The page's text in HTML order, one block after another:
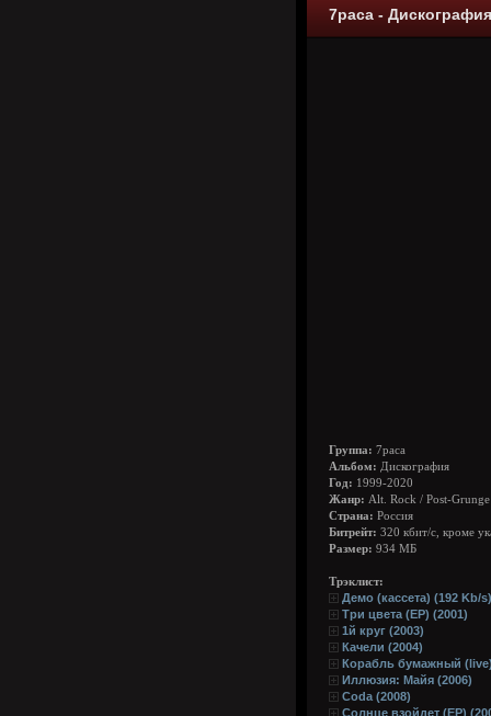
7раса -
Группа: 7раса
Альбом: Дискография
Год: 1999-2020
Жанр: Alt. Rock / Post-Grunge
Страна: Россия
Битрейт: 320 кбит/с, кроме
Размер: 934 МБ
Трэклист:
Демо (кассета) (192 Kb/
Три цвета (EP) (2001)
1й круг (2003)
Качели (2004)
Корабль бумажный
Иллюзия: Майя (2006)
Coda (2008)
Солнце взойдет (EP)